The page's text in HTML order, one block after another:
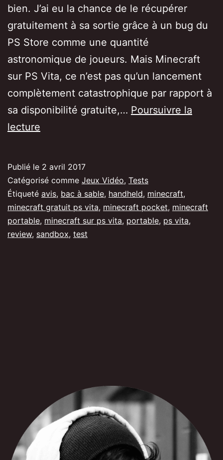
bien. J’ai eu la chance de le récupérer
gratuitement à sa sortie grâce à un bug du
PS Store comme une quantité
astronomique de joueurs. Mais Minecraft
sur PS Vita, ce n’est pas qu’un lancement
complètement catastrophique par rapport à
sa disponibilité gratuite,… Poursuivre la
lecture
la
poche
sur
PS
Publié le 2 avril 2017
Catégorisé comme Jeux Vidéo, Tests
Étiqueté avis, bac à sable, handheld, minecraft,
minecraft gratuit ps vita, minecraft pocket, minecraft
portable, minecraft sur ps vita, portable, ps vita,
review, sandbox, test